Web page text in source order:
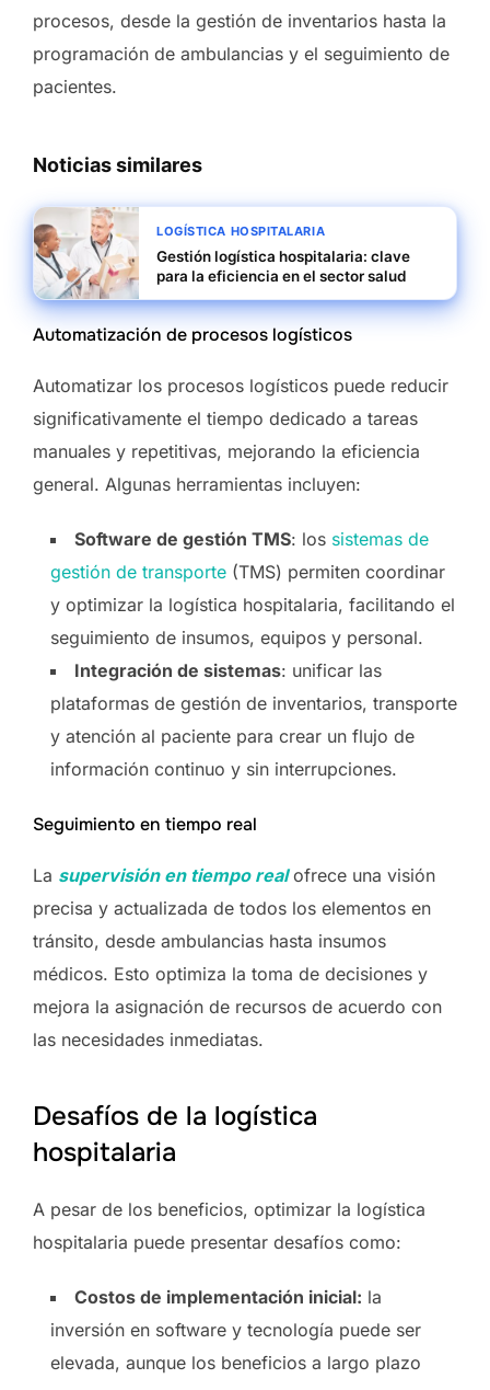
procesos, desde la gestión de inventarios hasta la
programación de ambulancias y el seguimiento de
pacientes.
Noticias similares
LOGÍSTICA HOSPITALARIA
Gestión logística hospitalaria: clave
para la eficiencia en el sector salud
Automatización de procesos logísticos
Automatizar los procesos logísticos puede reducir
significativamente el tiempo dedicado a tareas
manuales y repetitivas, mejorando la eficiencia
general. Algunas herramientas incluyen:
Software de gestión TMS: los sistemas de
gestión de transporte (TMS) permiten coordinar
y optimizar la logística hospitalaria, facilitando el
seguimiento de insumos, equipos y personal.
Integración de sistemas: unificar las
plataformas de gestión de inventarios, transporte
y atención al paciente para crear un flujo de
información continuo y sin interrupciones.
Seguimiento en tiempo real
La supervisión en tiempo realofrece una visión
precisa y actualizada de todos los elementos en
tránsito, desde ambulancias hasta insumos
médicos. Esto optimiza la toma de decisiones y
mejora la asignación de recursos de acuerdo con
las necesidades inmediatas.
Desafíos de la logística
hospitalaria
A pesar de los beneficios, optimizar la logística
hospitalaria puede presentar desafíos como:
Costos de implementación inicial: la
inversión en software y tecnología puede ser
elevada, aunque los beneficios a largo plazo